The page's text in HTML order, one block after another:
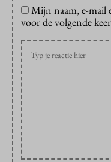
Mijn naam, e-mail
voor de volgende